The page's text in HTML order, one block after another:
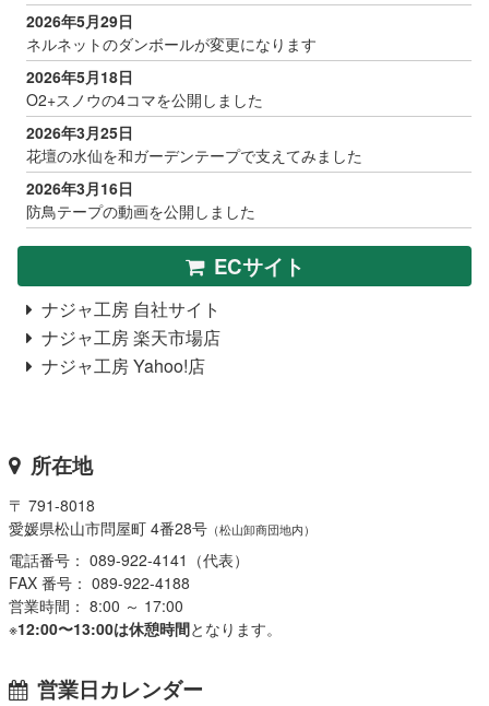
2026年5月29日
ネルネットのダンボールが変更になります
2026年5月18日
O2+スノウの4コマを公開しました
2026年3月25日
花壇の水仙を和ガーデンテープで支えてみました
2026年3月16日
防鳥テープの動画を公開しました
ECサイト
ナジャ工房 自社サイト
ナジャ工房 楽天市場店
ナジャ工房 Yahoo!店
所在地
〒 791-8018
愛媛県松山市問屋町 4番28号 （松山卸商団地内）
電話番号： 089-922-4141（代表）
FAX 番号： 089-922-4188
営業時間： 8:00 ～ 17:00
※12:00〜13:00は休憩時間となります。
営業日カレンダー